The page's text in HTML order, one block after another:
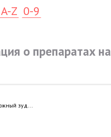
A-Z 0-9
о препаратах на
зуд...